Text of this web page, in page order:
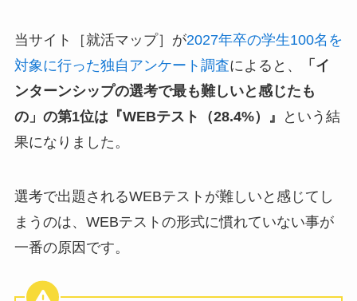
当サイト［就活マップ］が2027年卒の学生100名を
対象に行った独自アンケート調査によると、
「イ
ンターンシップの選考で最も難しいと感じたも
の」の第1位は『WEBテスト（28.4%）』
という結
果になりました。
選考で出題されるWEBテストが難しいと感じてし
まうのは、WEBテストの形式に慣れていない事が
一番の原因です。